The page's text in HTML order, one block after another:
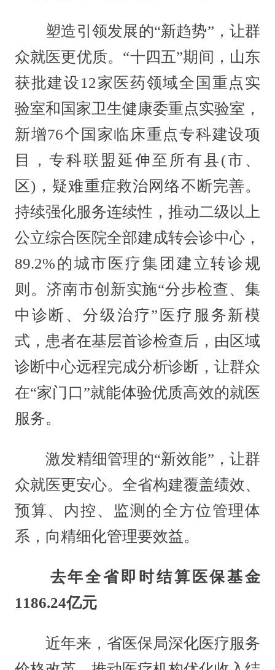
塑造引领发展的“新趋势”，让群
众就医更优质。“十四五”期间，山东
获批建设12家医药领域全国重点实
验室和国家卫生健康委重点实验室，
新增76个国家临床重点专科建设项
目，专科联盟延伸至所有县(市、
区)，疑难重症救治网络不断完善。
持续强化服务连续性，推动二级以上
公立综合医院全部建成转会诊中心，
89.2%的城市医疗集团建立转诊规
则。济南市创新实施“分步检查、集
中诊断、分级治疗”医疗服务新模
式，患者在基层首诊检查后，由区域
诊断中心远程完成分析诊断，让群众
在“家门口”就能体验优质高效的就医
服务。
激发精细管理的“新效能”，让群
众就医更安心。全省构建覆盖绩效、
预算、内控、监测的全方位管理体
系，向精细化管理要效益。
去年全省即时结算医保基金
1186.24亿元
近年来，省医保局深化医疗服务